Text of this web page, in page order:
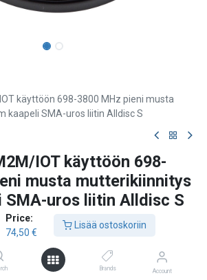
Price:
74,50 €
Lisää ostoskoriin
Brands Account
käyttöön 698-3800 MHz pieni musta
kaapeli SMA-uros liitin Alldisc S
IOT käyttöön 698-
musta mutterikiinnitys
SMA-uros liitin Alldisc S
versio Alldisc antennista - Matalaprofiilinen
Tukee 2G, 3G, 4G, 5G taajuuksia -
- Maataso riippumaton ja